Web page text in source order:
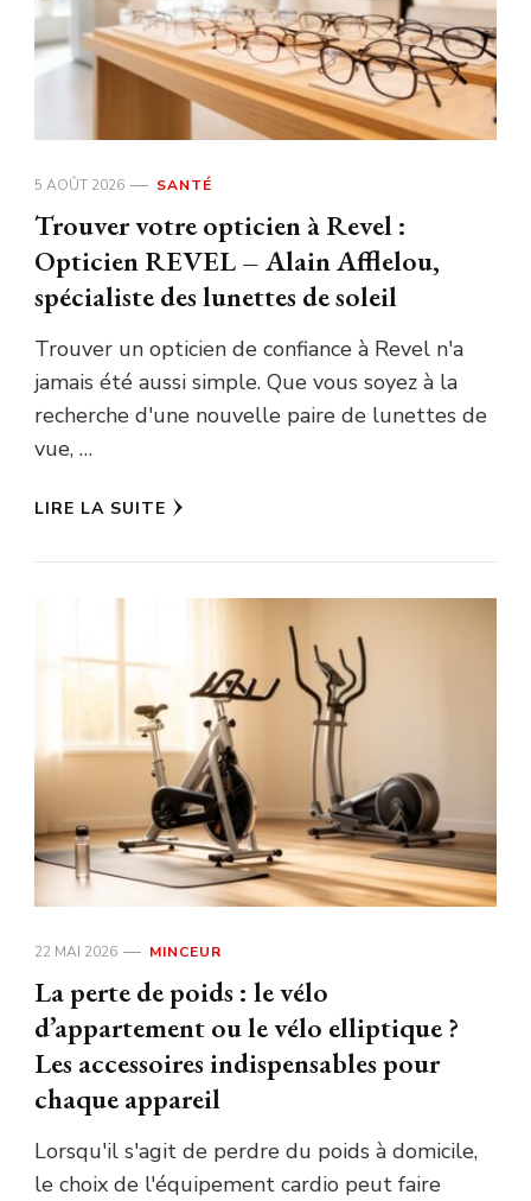
5 AOÛT 2026 SANTÉ
Trouver votre opticien à Revel :
Opticien REVEL – Alain Afflelou,
spécialiste des lunettes de soleil
Trouver un opticien de confiance à Revel n'a
jamais été aussi simple. Que vous soyez à la
recherche d'une nouvelle paire de lunettes de
vue, …
LIRE LA SUITE
22 MAI 2026 MINCEUR
La perte de poids : le vélo
d’appartement ou le vélo elliptique ?
Les accessoires indispensables pour
chaque appareil
Lorsqu'il s'agit de perdre du poids à domicile,
le choix de l'équipement cardio peut faire